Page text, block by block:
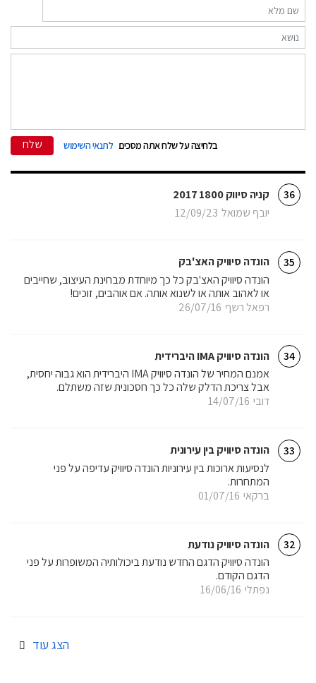
בלחיצה על שלח אתה מסכים לתנאי השימוש שלח
36
קניה סיווק 1800 2017
יובף שמואל 12/09/23
35 הונדה סיוויק האצ'בק
רפאל רשף 26/07/16
הונדה סיוויק האצ'בק כל כך מיוחדת מבחינת העיצוב, שחייבים
או לאהוב אותה או לשנוא אותה. אם אוהבים, זוכים!
34 הונדה סיוויק IMA היברידית
דובי 14/07/16
אמנם המחיר של הונדה סיוויק IMA היברידית הוא גבוה יחסית,
אבל צריכת הדלק שלה כל כך חסכונית שזה משתלם.
33 הונדה סיוויק בין עירונית
ברקאי 01/07/16
לנסיעות ארוכות בין עירוניות הונדה סיוויק עדיפה על פני
המתחרות.
32 הונדה סיוויק נודעת
נפתלי 16/06/16
הונדה סיוויק הדגם החדש נודעת ביכולותיה המשופרות על פני
הדגם הקודם.
הצג עוד